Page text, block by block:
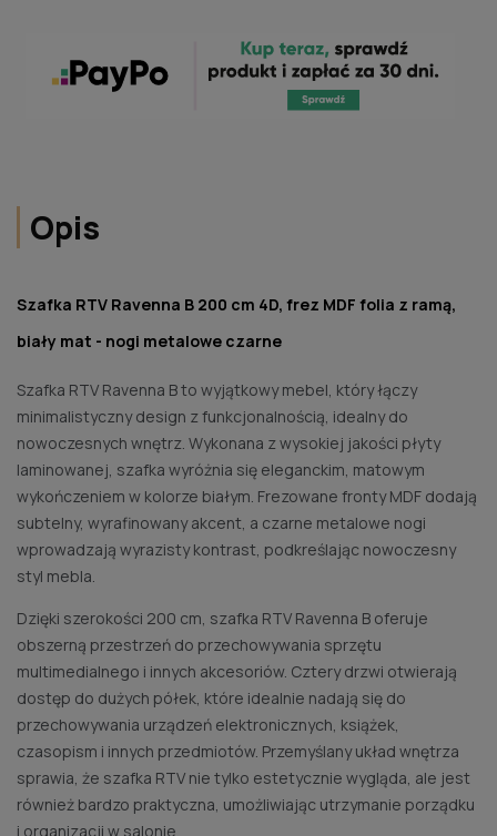
Opis
Szafka RTV Ravenna B 200 cm 4D, frez MDF folia z ramą,
biały mat - nogi metalowe czarne
Szafka RTV Ravenna B to wyjątkowy mebel, który łączy
minimalistyczny design z funkcjonalnością, idealny do
nowoczesnych wnętrz. Wykonana z wysokiej jakości płyty
laminowanej, szafka wyróżnia się eleganckim, matowym
wykończeniem w kolorze białym. Frezowane fronty MDF dodają
subtelny, wyrafinowany akcent, a czarne metalowe nogi
wprowadzają wyrazisty kontrast, podkreślając nowoczesny
styl mebla.
Dzięki szerokości 200 cm, szafka RTV Ravenna B oferuje
obszerną przestrzeń do przechowywania sprzętu
multimedialnego i innych akcesoriów. Cztery drzwi otwierają
dostęp do dużych półek, które idealnie nadają się do
przechowywania urządzeń elektronicznych, książek,
czasopism i innych przedmiotów. Przemyślany układ wnętrza
sprawia, że szafka RTV nie tylko estetycznie wygląda, ale jest
również bardzo praktyczna, umożliwiając utrzymanie porządku
i organizacji w salonie.